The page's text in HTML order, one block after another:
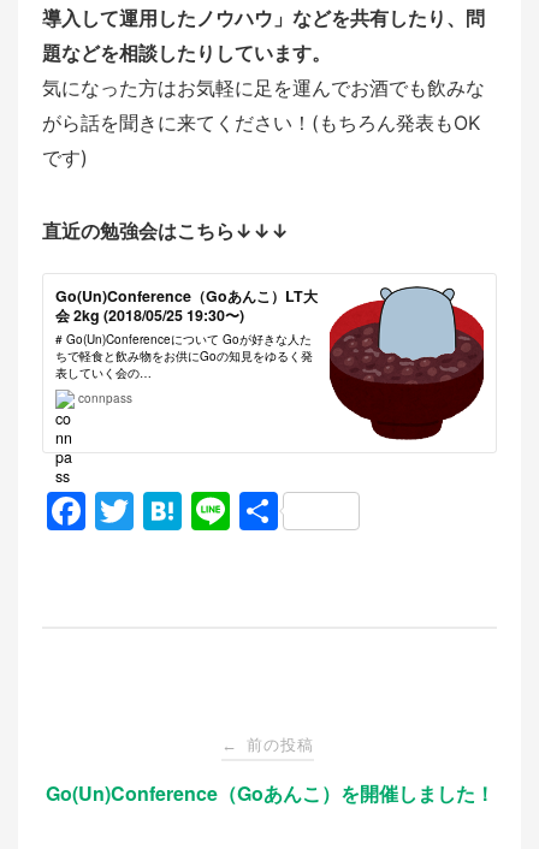
導入して運用したノウハウ」などを共有したり、問
題などを相談したりしています。
気になった方はお気軽に足を運んでお酒でも飲みな
がら話を聞きに来てください！(もちろん発表もOK
です)
直近の勉強会はこちら↓↓↓
Go(Un)Conference（Goあんこ）LT大
会 2kg (2018/05/25 19:30〜)
# Go(Un)Conferenceについて Goが好きな人た
ちで軽食と飲み物をお供にGoの知見をゆるく発
表していく会の…
connpass
F
k
T
H
Li 共
稿
← 前の投稿
Go(Un)Conference（Goあんこ）を開催しました！